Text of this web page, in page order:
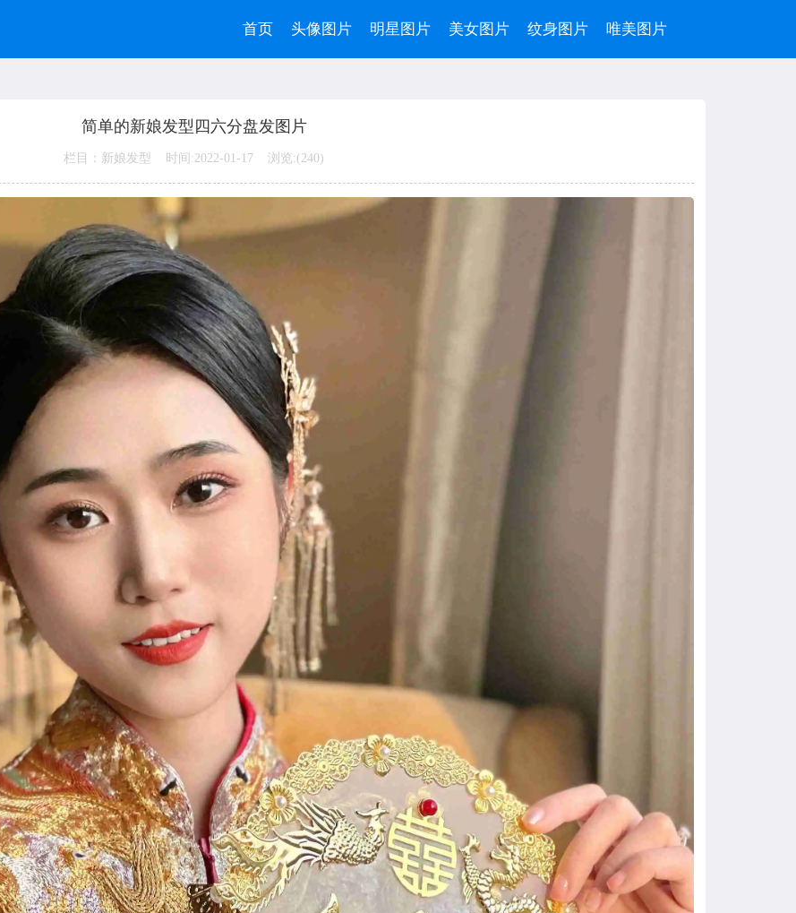
首页 头像图片 明星图片 美女图片 纹身图片 唯美图片
简单的新娘发型四六分盘发图片
栏目：新娘发型 时间:2022-01-17 浏览:(240)